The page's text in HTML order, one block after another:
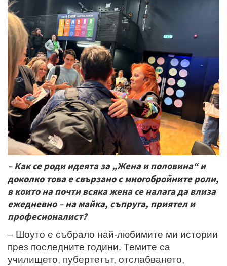
– Как се роди идеята за „Жена и половина“ и
доколко това е свързано с многобройните роли,
в които на почти всяка жена се налага да влиза
ежедневно – на майка, съпруга, приятел и
професионалист?
– Шоуто е събрало най-любимите ми истории
през последните години. Темите са
училището, пубертетът, отслабването,